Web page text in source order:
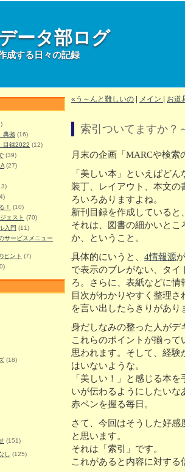
ータ部ログ
成する日々の記録
典拠 (16)
録2022 (12)
(39)
(27)
！
(10)
ェスト (70)
入門 (11)
サービスメニュー
ヒント (7)
(18)
(151)
し
(125)
«う～んと難しいの メイン お道
索引ついてますか？
月末の企画「MARCや検索
「美しい本」といえばど
装丁、レイアウト、本文の
ろいろありますよね。
新刊目録を作成している
それは、図書の細かいと
か、ということ。
具体的にいうと、 4情報源
で表示のブレがない、タ
ろ。さらに、表紙などに
目次がわかりやすく整理
を言い出したらきりがあり
身だしなみの整った人がデ
これらのポイントが揃っ
思われます。そして、経
はいないような。
「美しい！」と感じる本
いが伝わるようにしたい
赤ペンを握る毎日。
さて、今回はそうした好
と思います。
それは「索引」です。
これがあると内容に対す